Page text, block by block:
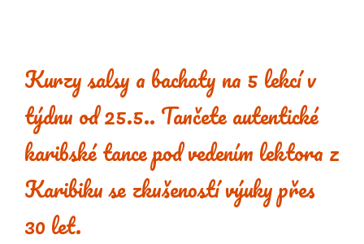
Kurzy salsy a bachaty na 5 lekcí v
týdnu od 25.5.. Tančete autentické
karibské tance pod vedením lektora z
Karibiku se zkušeností výuky přes
30 let.